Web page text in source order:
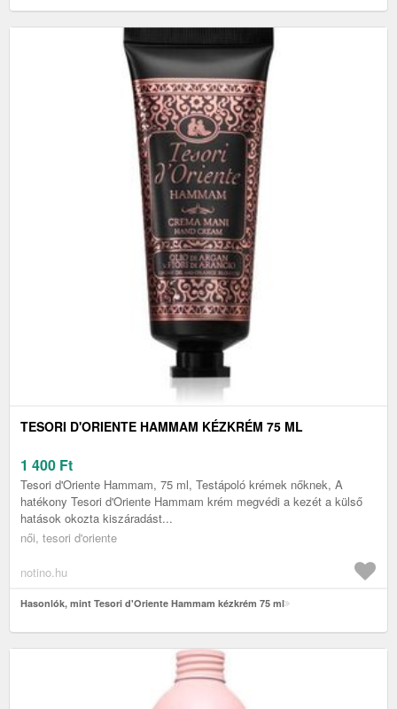
TESORI D'ORIENTE HAMMAM KÉZKRÉM 75 ML
1 400 Ft
Tesori d'Oriente Hammam, 75 ml, Testápoló krémek nőknek, A
hatékony Tesori d'Oriente Hammam krém megvédi a kezét a külső
hatások okozta kiszáradást...
női, tesori d'oriente
notino.hu
Hasonlók, mint Tesori d'Oriente Hammam kézkrém 75 ml